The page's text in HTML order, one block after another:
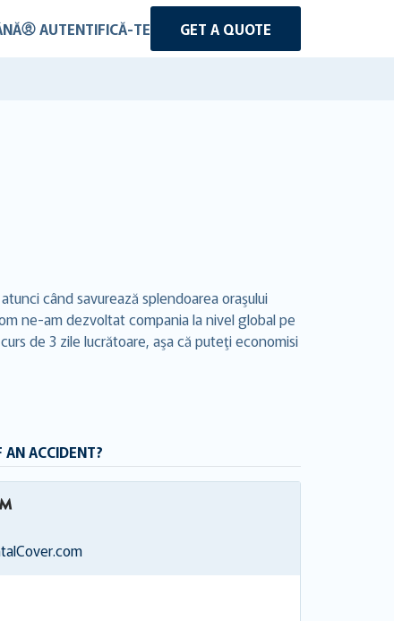
AUTENTIFICĂ-TE GET A QUOTE
când savurează splendoarea oraşului
ne-am dezvoltat compania la nivel global pe
de 3 zile lucrătoare, aşa că puteţi economisi
ACCIDENT?